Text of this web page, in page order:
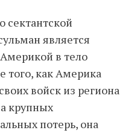
сектантской
является
в тело
как Америка
войск из региона
крупных
потерь, она